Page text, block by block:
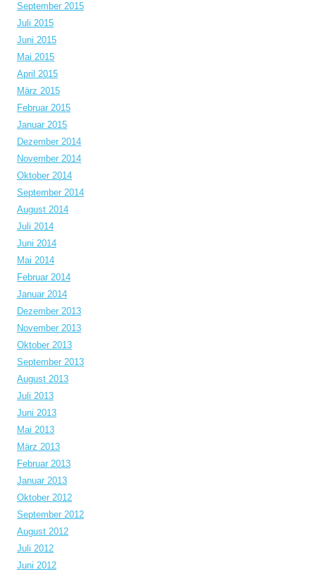
September 2015
Juli 2015
Juni 2015
Mai 2015
April 2015
März 2015
Februar 2015
Januar 2015
Dezember 2014
November 2014
Oktober 2014
September 2014
August 2014
Juli 2014
Juni 2014
Mai 2014
Februar 2014
Januar 2014
Dezember 2013
November 2013
Oktober 2013
September 2013
August 2013
Juli 2013
Juni 2013
Mai 2013
März 2013
Februar 2013
Januar 2013
Oktober 2012
September 2012
August 2012
Juli 2012
Juni 2012